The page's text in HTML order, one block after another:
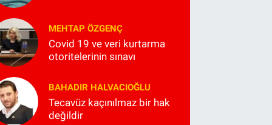
MEHTAP ÖZGENÇ
Covid 19 ve veri kurtarma
otoritelerinin sınavı
BAHADIR HALVACIOĞLU
Tecavüz kaçınılmaz bir hak
değildir